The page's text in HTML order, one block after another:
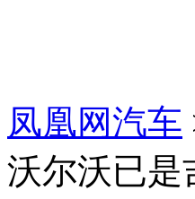
凤凰网汽车
沃尔沃已是